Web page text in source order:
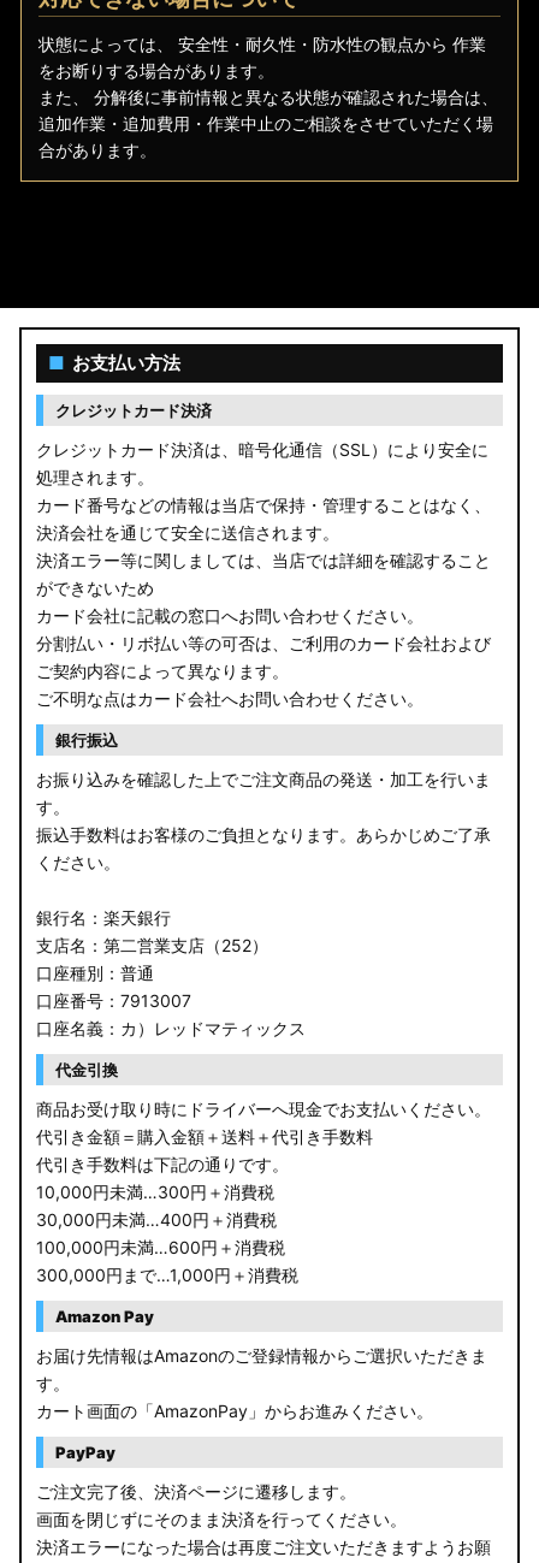
状態によっては、 安全性・耐久性・防水性の観点から 作業
をお断りする場合があります。
また、 分解後に事前情報と異なる状態が確認された場合は、
追加作業・追加費用・作業中止のご相談をさせていただく場
合があります。
■ お支払い方法
クレジットカード決済
クレジットカード決済は、暗号化通信（SSL）により安全に
処理されます。
カード番号などの情報は当店で保持・管理することはなく、
決済会社を通じて安全に送信されます。
決済エラー等に関しましては、当店では詳細を確認すること
ができないため
カード会社に記載の窓口へお問い合わせください。
分割払い・リボ払い等の可否は、ご利用のカード会社および
ご契約内容によって異なります。
ご不明な点はカード会社へお問い合わせください。
銀行振込
お振り込みを確認した上でご注文商品の発送・加工を行いま
す。
振込手数料はお客様のご負担となります。あらかじめご了承
ください。
銀行名：楽天銀行
支店名：第二営業支店（252）
口座種別：普通
口座番号：7913007
口座名義：カ）レッドマティックス
代金引換
商品お受け取り時にドライバーへ現金でお支払いください。
代引き金額＝購入金額＋送料＋代引き手数料
代引き手数料は下記の通りです。
10,000円未満…300円＋消費税
30,000円未満…400円＋消費税
100,000円未満…600円＋消費税
300,000円まで…1,000円＋消費税
Amazon Pay
お届け先情報はAmazonのご登録情報からご選択いただきま
す。
カート画面の「AmazonPay」からお進みください。
PayPay
ご注文完了後、決済ページに遷移します。
画面を閉じずにそのまま決済を行ってください。
決済エラーになった場合は再度ご注文いただきますようお願